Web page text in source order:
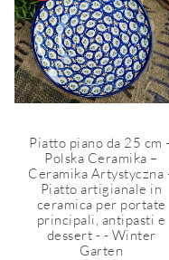
Piatto piano da 25 cm
Polska Ceramika –
Ceramika Artystyczna
Piatto artigianale in
ceramica per portate
principali, antipasti e
dessert - - Winter
Garten